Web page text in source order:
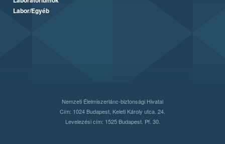
Labor/Egyéb
Nemzeti Élelmiszerlánc-biztonsági Hivatal
Cím: 1024 Budapest, Keleti Károly utca. 24.
Levelezési cím: 1525 Budapest. Pf. 30.